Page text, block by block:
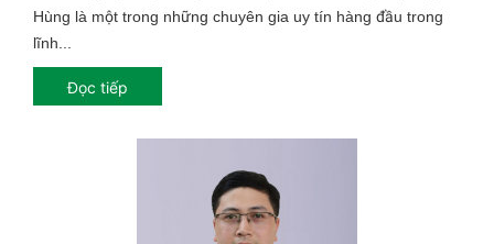
Hùng là một trong những chuyên gia uy tín hàng đầu trong
lĩnh...
Đọc tiếp